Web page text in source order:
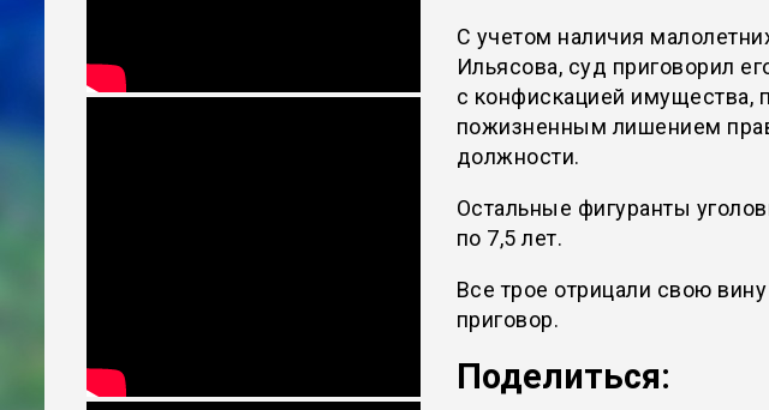
С учетом наличия
Ильясова, суд приговорил
с конфискацией имущества,
пожизненным лишением
должности.
Остальные фигуранты
по 7,5 лет.
Все трое отрицали свою
приговор.
Поделиться: